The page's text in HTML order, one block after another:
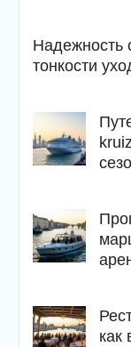
Надежность
тонкости
как